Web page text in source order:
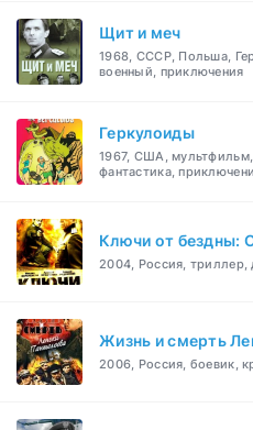
Щит и меч
1968, СССР, Польша,
военный, приключения
Геркулоиды
1967, США,
фантастика,
Ключи от бездны:
2004, Россия, триллер,
Жизнь и смерть
2006, Россия, боевик,